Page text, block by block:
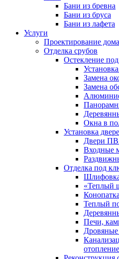
Бани из бревна
Бани из бруса
Бани из лафета
Услуги
Проектирование дома
Отделка срубов
Остекление
Замена
Замена
Окна в
Установка
Двери
Входные
Отделка под
«Теплый
Теплый
Печи,
Дровяные
отопление